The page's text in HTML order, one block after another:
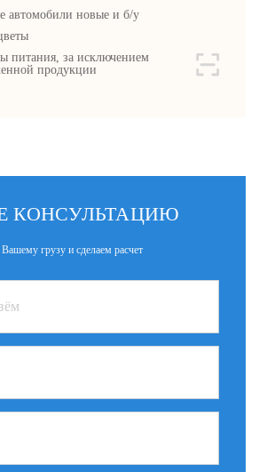
автомобили новые и б/у
питания, за исключением
продукции
КОНСУЛЬТАЦИЮ
грузу и сделаем расчет